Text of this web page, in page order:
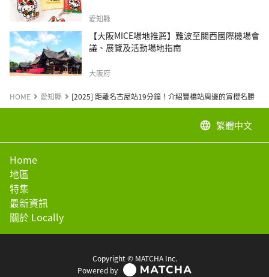
愛知縣
【大阪MICE場地推薦】難波至關西國際機場會
議、展覽及活動場地指南
大阪府
HOME 愛知縣 [2025] 距離名古屋站19分鐘！介紹豐橋站周邊的賞櫻名勝
language 繁體中文
Home
地區
特集
最新資訊
關於 Locally
Copyright © MATCHA Inc.
Powered by